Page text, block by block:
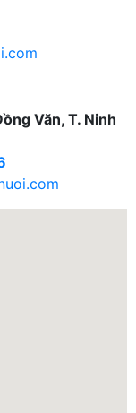
Văn, T. Ninh